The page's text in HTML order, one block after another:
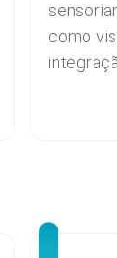
como